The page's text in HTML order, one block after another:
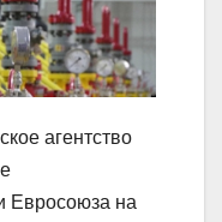
агентство
Евросоюза на